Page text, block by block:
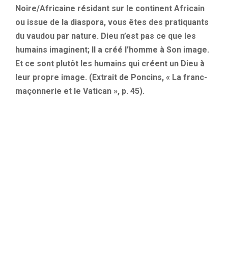
Noire/Africaine résidant sur le continent Africain
ou issue de la diaspora, vous êtes des pratiquants
du vaudou par nature. Dieu n’est pas ce que les
humains imaginent; Il a créé l’homme à Son image.
Et ce sont plutôt les humains qui créent un Dieu à
leur propre image. (Extrait de Poncins, « La franc-
maçonnerie et le Vatican », p. 45).